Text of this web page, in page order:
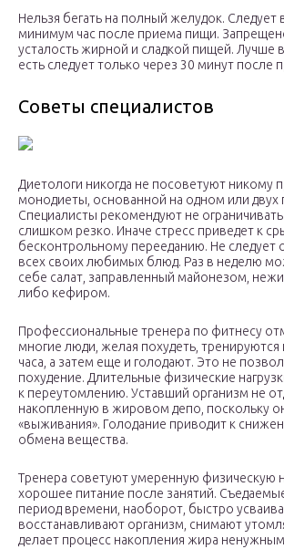
Нельзя бегать на полный желудок. Следует
минимум час после приема пищи.
усталость жирной и сладкой пищей. Лучше
есть следует только через 30 минут после
Советы специалистов
Диетологи никогда не посоветуют никому
монодиеты, основанной на одном или двух
Специалисты рекомендуют не
слишком резко. Иначе стресс приведет к
бесконтрольному перееданию. Не следует
всех своих любимых блюд. Раз в неделю
себе салат, заправленный майонезом,
либо кефиром.
Профессиональные тренера по фитнесу
многие люди, желая похудеть, тренируются
часа, а затем еще и голодают. Это не
похудение. Длительные физические
к переутомлению. Уставший организм не
накопленную в жировом депо, поскольку
«выживания». Голодание приводит к
обмена вещества.
Тренера советуют умеренную физическую
хорошее питание после занятий.
период времени, наоборот, быстро
восстанавливают организм, снимают
делает процесс накопления жира